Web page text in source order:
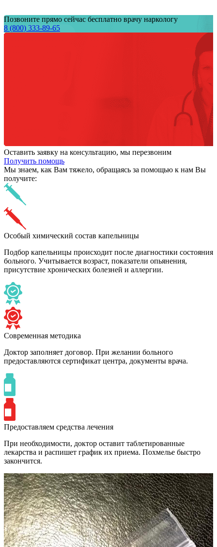
Позвоните прямо сейчас бесплатно врачу наркологу
8 (800) 333-89-65
Оставить заявку на консультацию, мы перезвоним
Получить помощь
Мы знаем, как Вам тяжело, обращаясь за помощью к нам Вы
получите:
Особый химический состав капельницы
Подбор капельницы происходит после диагностики состояния
больного. Учитывается возраст, показатели опьянения,
присутствие хронических болезней и аллергии.
Современная методика
Доктор заполняет договор. При желании больного
предоставляются сертификат центра, документы врача.
Предоставляем средства лечения
При необходимости, доктор оставит таблетированные
лекарства и распишет график их приема. Похмелье быстро
закончится.